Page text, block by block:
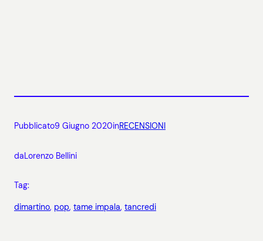
Pubblicato9 Giugno 2020inRECENSIONI
daLorenzo Bellini
Tag:
dimartino, pop, tame impala, tancredi